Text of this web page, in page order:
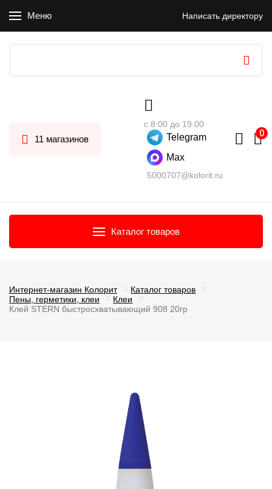
Меню Написать директору
11 магазинов
с 8:00 до 19:00
Telegram
Max
5000707@kolorit.ru
Каталог товаров
Интернет-магазин Колорит
Каталог товаров
Пены, герметики, клеи
Клеи
Клей STERN быстросхватывающий 908 20гр